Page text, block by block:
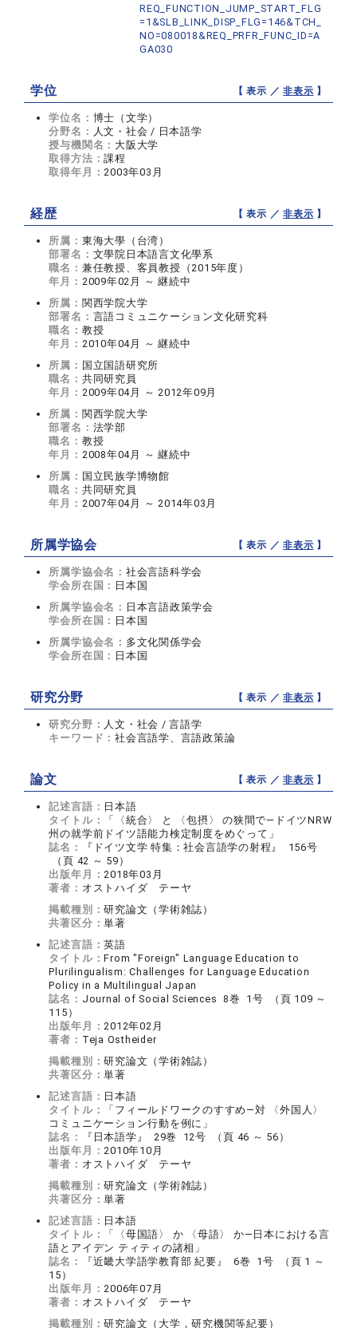
REQ_FUNCTION_JUMP_START_FLG
=1&SLB_LINK_DISP_FLG=146&TCH_
NO=080018&REQ_PRFR_FUNC_ID=A
GA030
学位 【 表示 ／非表示 】
学位名： 博士（文学）
分野名： 人文・社会 / 日本語学
授与機関名： 大阪大学
取得方法：課程
取得年月：2003年03月
経歴 【 表示 ／非表示 】
所属： 東海大學（台湾）
部署名： 文學院日本語言文化學系
職名： 兼任教授、客員教授（2015年度）
年月： 2009年02月 ～ 継続中
所属： 関西学院大学
部署名： 言語コミュニケーション文化研究科
職名： 教授
年月： 2010年04月 ～ 継続中
所属： 国立国語研究所
職名： 共同研究員
年月： 2009年04月 ～ 2012年09月
所属： 関西学院大学
部署名： 法学部
職名： 教授
年月： 2008年04月 ～ 継続中
所属： 国立民族学博物館
職名： 共同研究員
年月： 2007年04月 ～ 2014年03月
所属学協会 【 表示 ／非表示 】
所属学協会名： 社会言語科学会
学会所在国： 日本国
所属学協会名： 日本言語政策学会
学会所在国： 日本国
所属学協会名： 多文化関係学会
学会所在国： 日本国
研究分野 【 表示 ／非表示 】
研究分野： 人文・社会 / 言語学
キーワード：社会言語学、言語政策論
論文 【 表示 ／非表示 】
記述言語： 日本語
タイトル：
「〈統合〉 と 〈包摂〉 の狭間で―ドイツNRW
州の就学前ドイツ語能力検定制度をめぐって」
誌名：
『ドイツ文学 特集：社会言語学の射程』 156号
（頁 42 ～ 59）
出版年月：2018年03月
著者： オストハイダ テーヤ
掲載種別：研究論文（学術雑誌）
共著区分：単著
記述言語：英語
タイトル：From "Foreign" Language Education to
Plurilingualism: Challenges for Language Education
Policy in a Multilingual Japan
誌名： Journal of Social Sciences 8巻 1号 （頁 109 ～
115）
出版年月：2012年02月
著者： Teja Ostheider
掲載種別：研究論文（学術雑誌）
共著区分：単著
記述言語： 日本語
タイトル：
「フィールドワークのすすめ―対 〈外国人〉
コミュニケーション行動を例に」
誌名：
『日本語学』 29巻 12号 （頁 46 ～ 56）
出版年月：2010年10月
著者： オストハイダ テーヤ
掲載種別：研究論文（学術雑誌）
共著区分：単著
記述言語： 日本語
タイトル：
「〈母国語〉 か 〈母語〉 か―日本における言
語とアイデン ティティの諸相」
誌名：
『近畿大学語学教育部 紀要』 6巻 1号 （頁 1 ～
15）
出版年月：2006年07月
著者： オストハイダ テーヤ
掲載種別：研究論文（大学，研究機関等紀要）